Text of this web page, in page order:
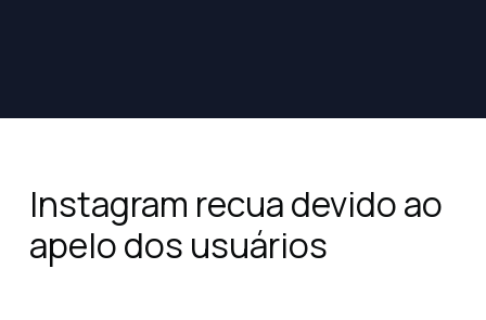
Instagram recua devido ao
apelo dos usuários